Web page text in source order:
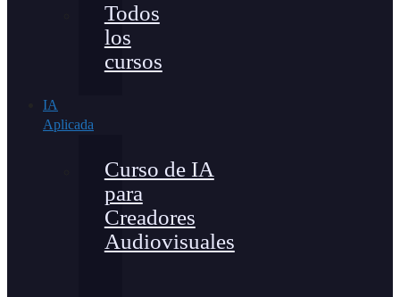
Todos
los
cursos
IA
Aplicada
Curso de IA
para
Creadores
Audiovisuales